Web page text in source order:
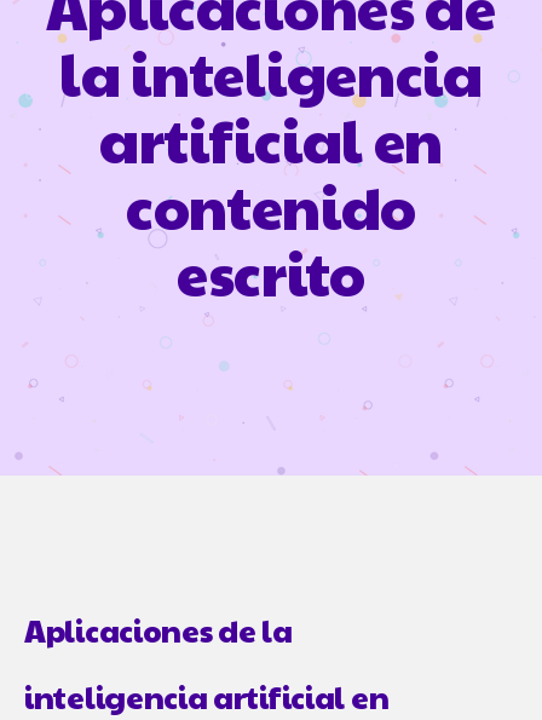
la inteligencia
artificial en
contenido
escrito
Aplicaciones de la
inteligencia artificial en